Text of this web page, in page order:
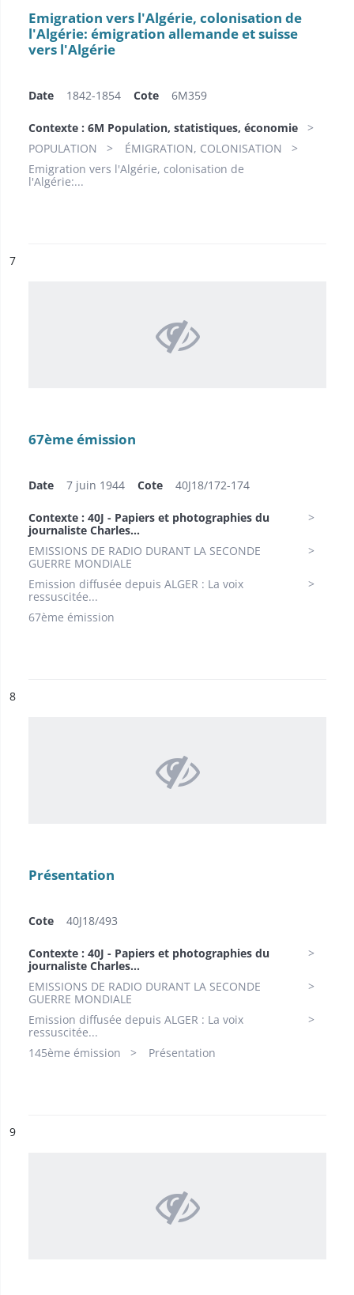
Emigration vers l'Algérie, colonisation de
l'Algérie: émigration allemande et suisse
vers l'Algérie
Date 1842-1854 Cote 6M359
Contexte : 6M Population, statistiques, économie
POPULATION
ÉMIGRATION, COLONISATION
Emigration vers l'Algérie, colonisation de
l'Algérie:...
n°
7
67ème émission
Date 7 juin 1944 Cote 40J18/172-174
Contexte : 40J - Papiers et photographies du
journaliste Charles...
EMISSIONS DE RADIO DURANT LA SECONDE
GUERRE MONDIALE
Emission diffusée depuis ALGER : La voix
ressuscitée...
67ème émission
n°
8
Présentation
Cote 40J18/493
Contexte : 40J - Papiers et photographies du
journaliste Charles...
EMISSIONS DE RADIO DURANT LA SECONDE
GUERRE MONDIALE
Emission diffusée depuis ALGER : La voix
ressuscitée...
145ème émission
Présentation
n°
9